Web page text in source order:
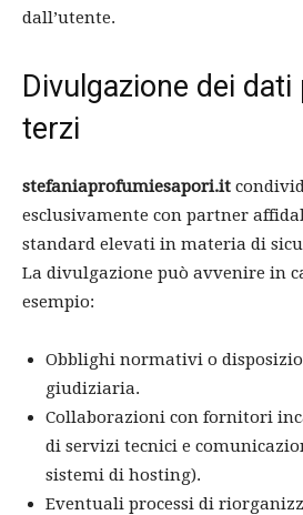
dall’utente.
Divulgazione dei dati
terzi
stefaniaprofumiesapori.it
esclusivamente con partner
standard elevati in materia di
La divulgazione può avvenire in
esempio:
Obblighi normativi o
giudiziaria.
Collaborazioni con fornitori
di servizi tecnici e
sistemi di hosting).
Eventuali processi di